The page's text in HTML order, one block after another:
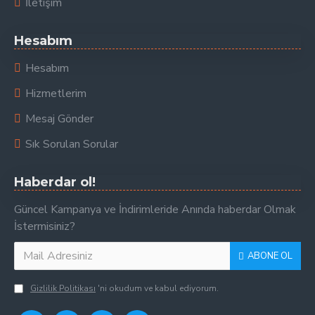
İletişim
Hesabım
Hesabım
Hizmetlerim
Mesaj Gönder
Sık Sorulan Sorular
Haberdar ol!
Güncel Kampanya ve İndirimleride Anında haberdar Olmak
İstermisiniz?
ABONE OL
Gizlilik Politikası 'ni okudum ve kabul ediyorum.